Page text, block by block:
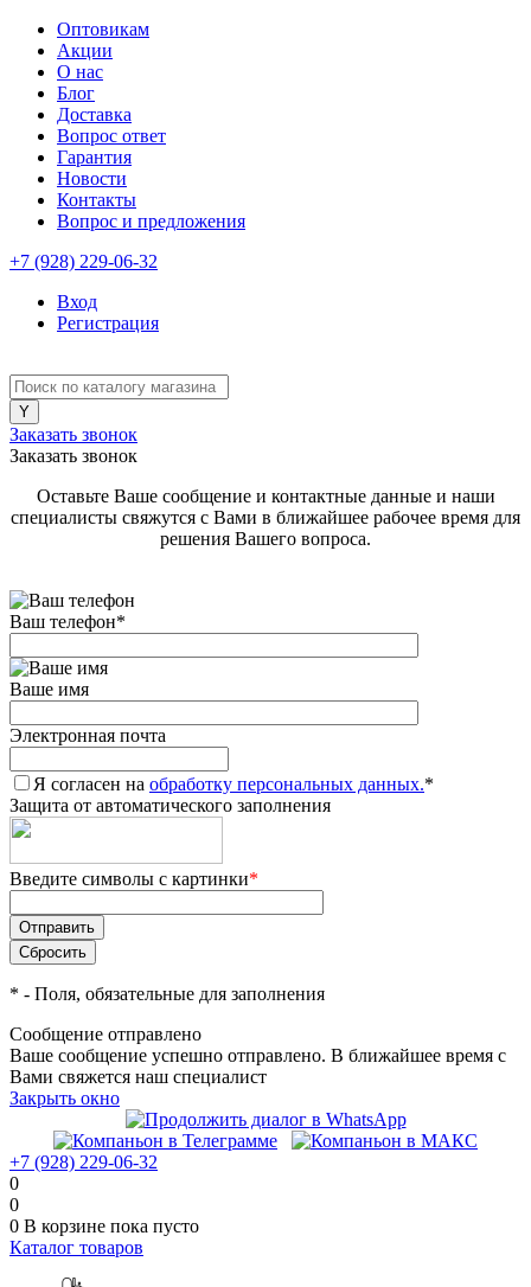
Оптовикам
Акции
О нас
Блог
Доставка
Вопрос ответ
Гарантия
Новости
Контакты
Вопрос и предложения
+7 (928) 229-06-32
Вход
Регистрация
Заказать звонок
Заказать звонок
Оставьте Ваше сообщение и контактные данные и наши
специалисты свяжутся с Вами в ближайшее рабочее время для
решения Вашего вопроса.
Ваш телефон*
Ваше имя
Электронная почта
Я согласен на обработку персональных данных.*
Защита от автоматического заполнения
Введите символы с картинки*
* - Поля, обязательные для заполнения
Сообщение отправлено
Ваше сообщение успешно отправлено. В ближайшее время с
Вами свяжется наш специалист
Закрыть окно
+7 (928) 229-06-32
0
0
0 В корзине пока пусто
Каталог товаров